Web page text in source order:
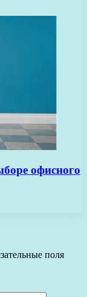
офисного
поля